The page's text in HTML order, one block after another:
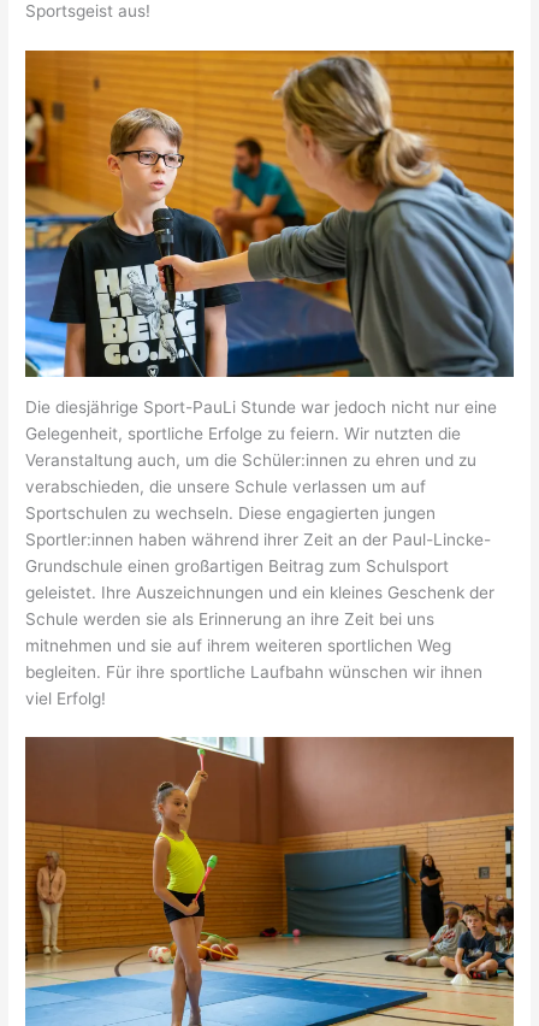
Sportsgeist aus!
Die diesjährige Sport-PauLi Stunde war jedoch nicht nur eine
Gelegenheit, sportliche Erfolge zu feiern. Wir nutzten die
Veranstaltung auch, um die Schüler:innen zu ehren und zu
verabschieden, die unsere Schule verlassen um auf
Sportschulen zu wechseln. Diese engagierten jungen
Sportler:innen haben während ihrer Zeit an der Paul-Lincke-
Grundschule einen großartigen Beitrag zum Schulsport
geleistet. Ihre Auszeichnungen und ein kleines Geschenk der
Schule werden sie als Erinnerung an ihre Zeit bei uns
mitnehmen und sie auf ihrem weiteren sportlichen Weg
begleiten. Für ihre sportliche Laufbahn wünschen wir ihnen
viel Erfolg!